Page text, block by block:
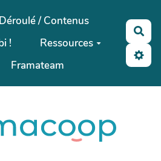
/ Contenus
!
Ressources
Framateam